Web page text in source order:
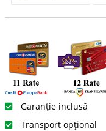
Garanție inclusă
Transport opțional